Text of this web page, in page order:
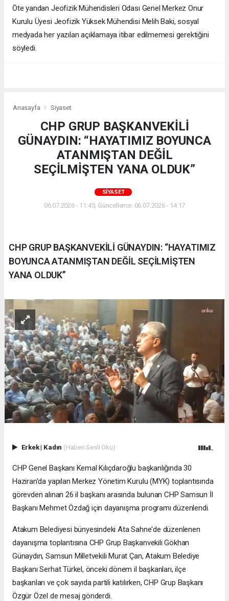
Öte yandan Jeofizik Mühendisleri Odası Genel Merkez Onur
Kurulu Üyesi Jeofizik Yüksek Mühendisi Melih Baki, sosyal
medyada her yazılan açıklamaya itibar edilmemesi gerektiğini
söyledi.
Anasayfa Siyaset
CHP GRUP BAŞKANVEKİLİ
GÜNAYDIN: “HAYATIMIZ BOYUNCA
ATANMIŞTAN DEĞİL
SEÇİLMİŞTEN YANA OLDUK”
SIYASET
06.07.2026 - 11:45, Güncelleme: 06.07.2026 - 14:17
CHP GRUP BAŞKANVEKİLİ GÜNAYDIN: “HAYATIMIZ
BOYUNCA ATANMIŞTAN DEĞİL SEÇİLMİŞTEN
YANA OLDUK”
Erkek| Kadın (Haberi Sesli Oku)
CHP Genel Başkanı Kemal Kılıçdaroğlu başkanlığında 30
Haziran'da yapılan Merkez Yönetim Kurulu (MYK) toplantısında
görevden alınan 26 il başkanı arasında bulunan CHP Samsun İl
Başkanı Mehmet Özdağ için dayanışma programı düzenlendi.
Atakum Belediyesi bünyesindeki Ata Sahne'de düzenlenen
dayanışma toplantısına CHP Grup Başkanvekili Gökhan
Günaydın, Samsun Milletvekili Murat Çan, Atakum Belediye
Başkanı Serhat Türkel, önceki dönem il başkanları, ilçe
başkanları ve çok sayıda partili katılırken, CHP Grup Başkanı
Özgür Özel de mesaj gönderdi.